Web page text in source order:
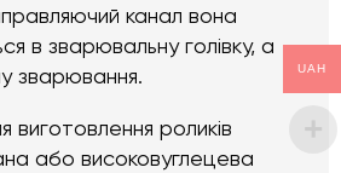
канал вона
в зварювальну голівку, а
зварювання.
виготовлення роликів
або високовуглецева
UAH